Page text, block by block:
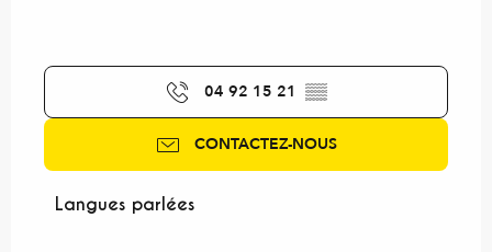
04 92 15 21 ▒▒
CONTACTEZ-NOUS
Langues parlées
Langues parlées